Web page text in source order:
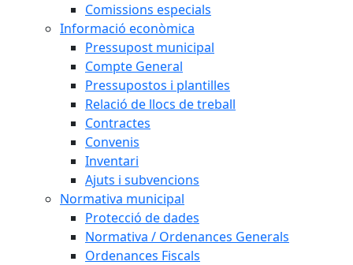
Comissions especials
Informació econòmica
Pressupost municipal
Compte General
Pressupostos i plantilles
Relació de llocs de treball
Contractes
Convenis
Inventari
Ajuts i subvencions
Normativa municipal
Protecció de dades
Normativa / Ordenances Generals
Ordenances Fiscals